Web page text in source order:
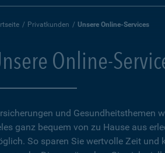
Privatkunden Unsere Online-Services
Online-
und Gesundheitsthemen
ganz bequem von zu Hause aus
So sparen Sie wertvolle Zeit